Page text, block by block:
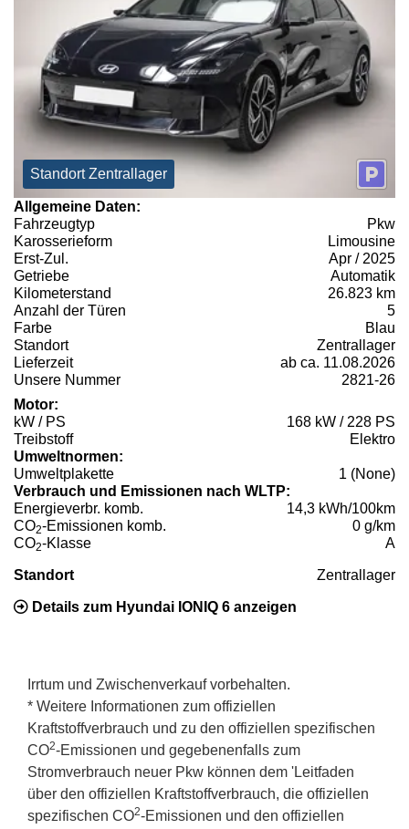
Standort Zentrallager
Allgemeine Daten:
Fahrzeugtyp
Pkw
Karosserieform
Limousine
Erst-Zul.
Apr / 2025
Getriebe
Automatik
Kilometerstand
26.823 km
Anzahl der Türen
5
Farbe
Blau
Standort
Zentrallager
Lieferzeit
ab ca. 11.08.2026
Unsere Nummer
2821-26
Motor:
kW / PS
168 kW / 228 PS
Treibstoff
Elektro
Umweltnormen:
Umweltplakette
1 (None)
Verbrauch und Emissionen nach WLTP:
Energieverbr. komb.
14,3 kWh/100km
CO2-Emissionen komb.
0 g/km
CO2-Klasse A
Standort Zentrallager
Details zum Hyundai IONIQ 6 anzeigen
Irrtum und Zwischenverkauf vorbehalten.
* Weitere Informationen zum offiziellen
Kraftstoffverbrauch und zu den offiziellen spezifischen
CO2-Emissionen und gegebenenfalls zum
Stromverbrauch neuer Pkw können dem 'Leitfaden
über den offiziellen Kraftstoffverbrauch, die offiziellen
spezifischen CO2-Emissionen und den offiziellen